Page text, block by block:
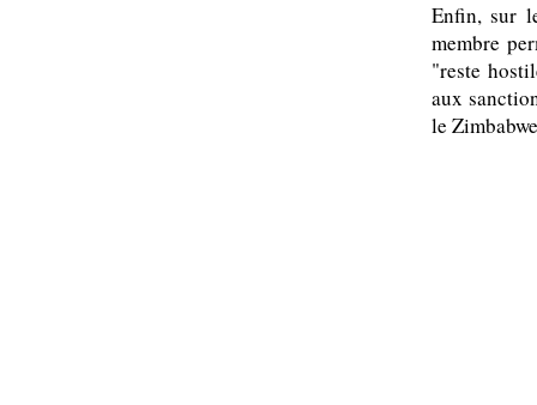
Enfin, sur
membre
"reste
aux
le